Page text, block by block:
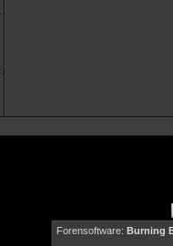
Forensoftware: Burning